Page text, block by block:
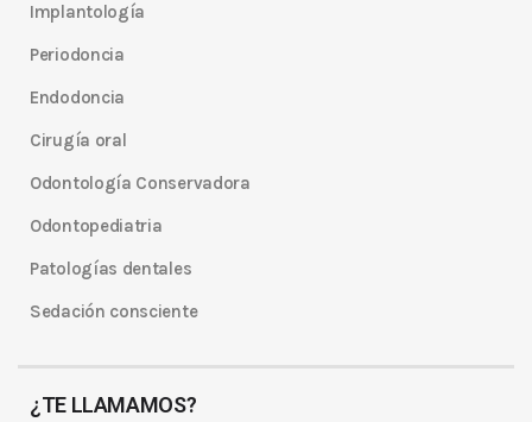
Implantología
Periodoncia
Endodoncia
Cirugía oral
Odontología Conservadora
Odontopediatria
Patologías dentales
Sedación consciente
¿TE LLAMAMOS?